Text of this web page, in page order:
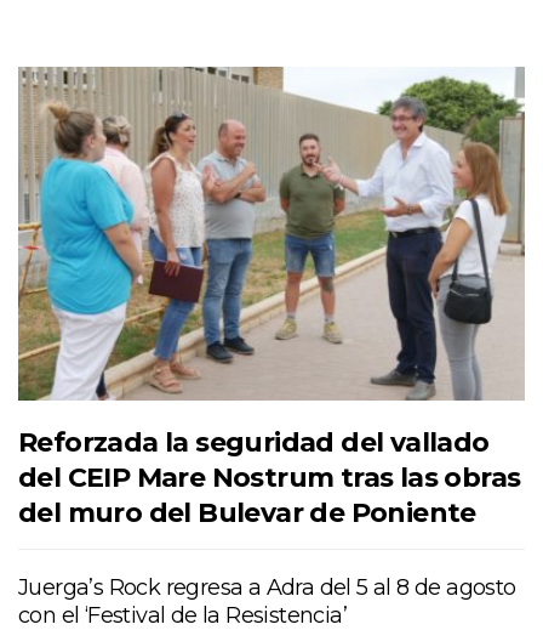
Reforzada la seguridad del vallado
del CEIP Mare Nostrum tras las obras
del muro del Bulevar de Poniente
Juerga’s Rock regresa a Adra del 5 al 8 de agosto
con el ‘Festival de la Resistencia’